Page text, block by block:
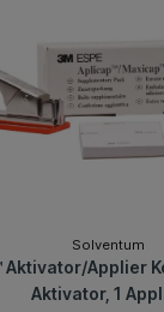
Solventum
Aktivator/Applier
Aktivator, 1